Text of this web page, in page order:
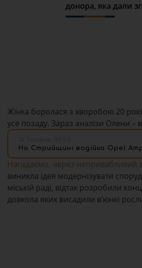
донора, яка дали
Жінка боролася з хворобою 20
усе позаду. Зараз аналізи Олени –
На Стрийщині водійка Opel
Нагадаємо, через непривабливий
виникла ідея модернізувати
міській раді, відтак розробили
довкола яких висадили в’юнкі